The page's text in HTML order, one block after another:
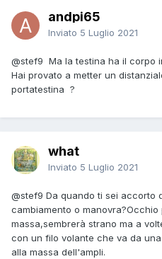
andpi65
Inviato 5 Luglio 2021
@stef9 Ma la testina ha il corpo
Hai provato a metter un
portatestina ?
what
Inviato 5 Luglio 2021
@stef9 Da quando ti sei accorto
cambiamento o
massa,sembrerà strano ma a
con un filo volante che va da
alla massa dell'ampli.